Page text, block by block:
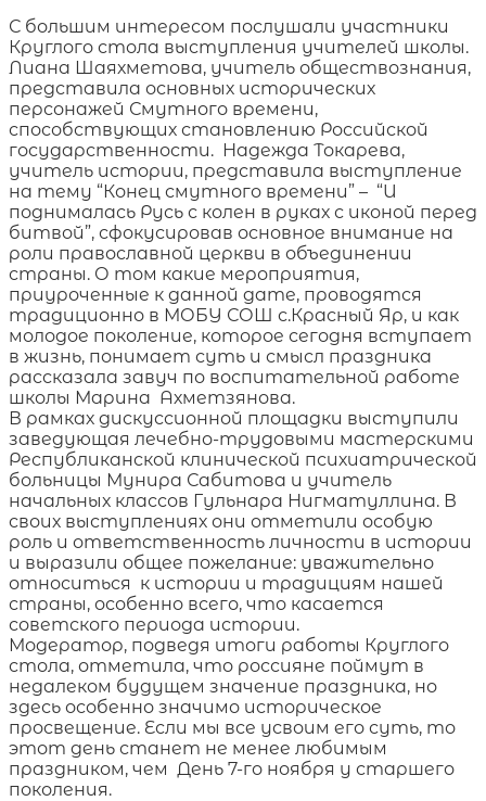
С большим интересом послушали участники
Круглого стола выступления учителей школы.
Лиана Шаяхметова, учитель обществознания,
представила основных исторических
персонажей Смутного времени,
способствующих становлению Российской
государственности. Надежда Токарева,
учитель истории, представила выступление
на тему “Конец смутного времени” – “И
поднималась Русь с колен в руках с иконой перед
битвой”, сфокусировав основное внимание на
роли православной церкви в объединении
страны. О том какие мероприятия,
приуроченные к данной дате, проводятся
традиционно в МОБУ СОШ с.Красный Яр, и как
молодое поколение, которое сегодня вступает
в жизнь, понимает суть и смысл праздника
рассказала завуч по воспитательной работе
школы Марина Ахметзянова.
В рамках дискуссионной площадки выступили
заведующая лечебно-трудовыми мастерскими
Республиканской клинической психиатрической
больницы Мунира Сабитова и учитель
начальных классов Гульнара Нигматуллина. В
своих выступлениях они отметили особую
роль и ответственность личности в истории
и выразили общее пожелание: уважительно
относиться к истории и традициям нашей
страны, особенно всего, что касается
советского периода истории.
Модератор, подведя итоги работы Круглого
стола, отметила, что россияне поймут в
недалеком будущем значение праздника, но
здесь особенно значимо историческое
просвещение. Если мы все усвоим его суть, то
этот день станет не менее любимым
праздником, чем День 7-го ноября у старшего
поколения.